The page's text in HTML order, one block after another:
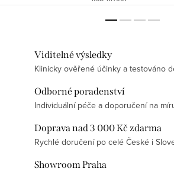
Viditelné výsledky
Klinicky ověřené účinky a testováno
Odborné poradenství
Individuální péče a doporučení na
Doprava nad 3 000 Kč zdarma
Rychlé doručení po celé České i
Showroom Praha